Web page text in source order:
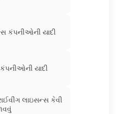
કંપનીઓની યાદી
યાદી
લાઇસન્સ કેવી